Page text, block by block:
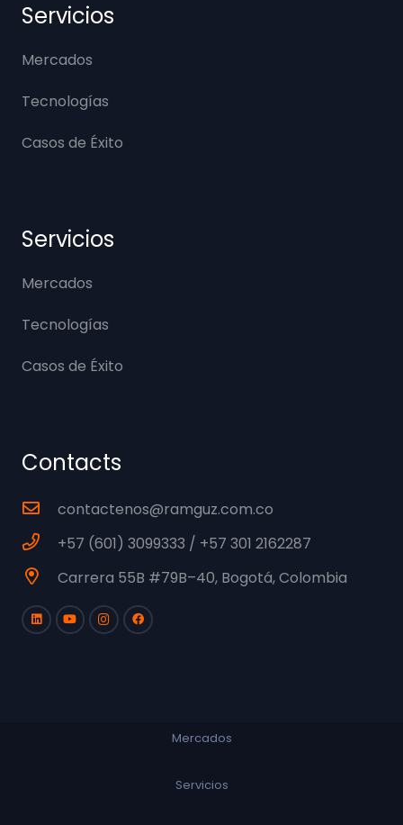
Servicios
Mercados
Tecnologías
Casos de Éxito
Servicios
Mercados
Tecnologías
Casos de Éxito
Contacts
contactenos@ramguz.com.co
+57 (601) 3099333 / +57 301 2162287
Carrera 55B #79B–40, Bogotá, Colombia
Mercados
Servicios